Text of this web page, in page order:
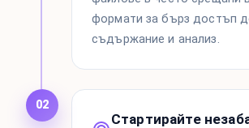
формати за бърз достъп
съдържание и анализ.
02
Стартирайте